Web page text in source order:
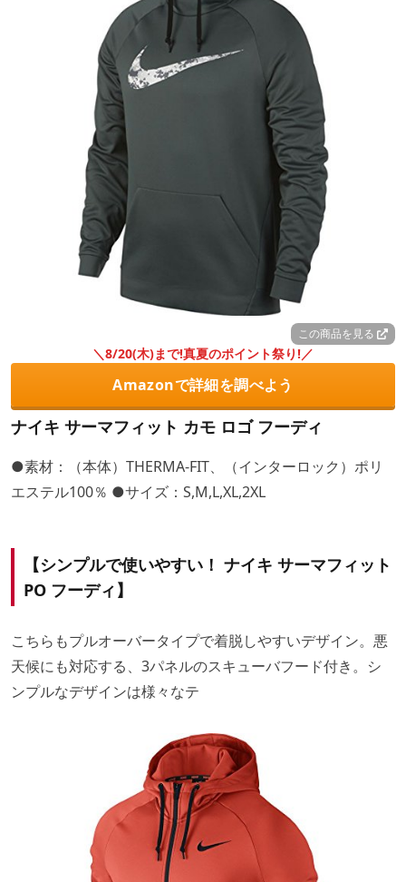
この商品を見る
＼8/20(木)まで!真夏のポイント祭り!／
Amazonで詳細を調べよう
ナイキ サーマフィット カモ ロゴ フーディ
●素材：（本体）THERMA-FIT、（インターロック）ポリ
エステル100％ ●サイズ：S,M,L,XL,2XL
【シンプルで使いやすい！ ナイキ サーマフィット
PO フーディ】
こちらもプルオーバータイプで着脱しやすいデザイン。悪
天候にも対応する、3パネルのスキューバフード付き。シ
ンプルなデザインは様々なテ